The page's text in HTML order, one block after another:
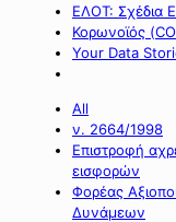
ΕΛΟΤ: Σχέδια
Κορωνοϊός
Your Data
All
ν. 2664/1998
Επιστροφή
εισφορών
Φορέας
Δυνάμεων